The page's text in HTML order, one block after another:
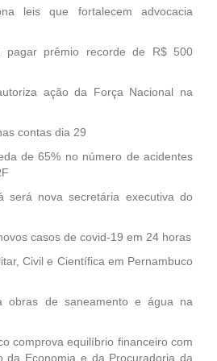
leis que fortalecem advocacia
pagar prêmio recorde de R$ 500
ação da Força Nacional na
contas dia 29
de 65% no número de acidentes
será nova secretária executiva do
casos de covid-19 em 24 horas
Civil e Científica em Pernambuco
obras de saneamento e água na
comprova equilíbrio financeiro com
da Economia e da Procuradoria da